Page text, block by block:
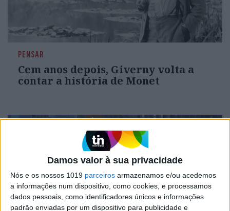
Damos valor à sua privacidade
Nós e os nossos 1019 parceiros armazenamos e/ou acedemos
a informações num dispositivo, como cookies, e processamos
dados pessoais, como identificadores únicos e informações
padrão enviadas por um dispositivo para publicidade e
PENSAR
Cem anos depois, Giverny volta a
contar a história de Monet